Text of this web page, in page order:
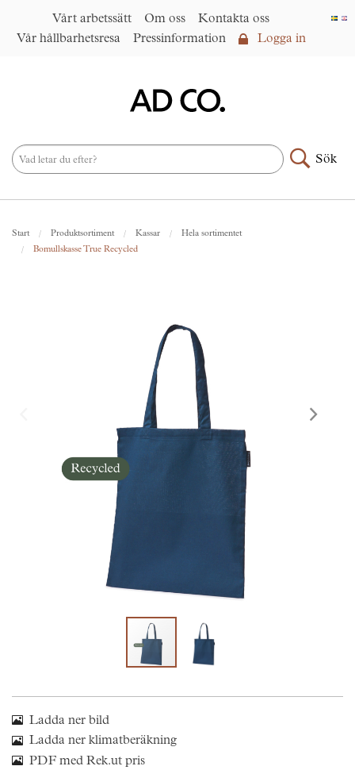
Vårt arbetssätt Om oss
Kontakta oss
Vår hållbarhetsresa
Pressinformation Logga in
Sök
Start Produktsortiment Kassar
Hela sortimentet
Bomullskasse True Recycled
Ladda ner bild
Ladda ner klimatberäkning
PDF med Rek.ut pris
Om oss
Under samma paraply
Vår hållbarhetsresa
Skräddarsy kassar
Outlet ►
Pressinformation